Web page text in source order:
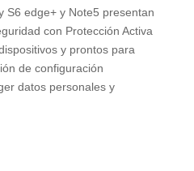
S6 edge+ y Note5 presentan
con Protección Activa
y prontos para
de configuración
datos personales y